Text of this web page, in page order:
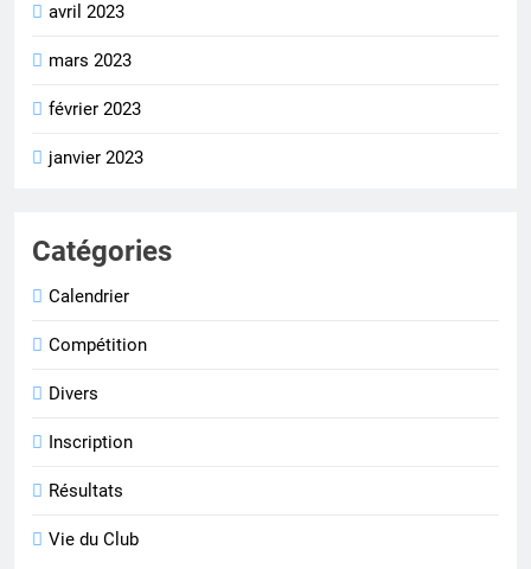
avril 2023
mars 2023
février 2023
janvier 2023
Catégories
Calendrier
Compétition
Divers
Inscription
Résultats
Vie du Club